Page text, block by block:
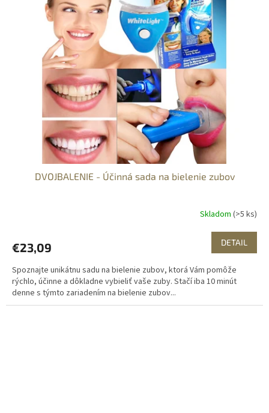
DVOJBALENIE - Účinná sada na bielenie zubov
Skladom (>5 ks)
€23,09 DETAIL
Spoznajte unikátnu sadu na bielenie zubov, ktorá Vám pomôže
rýchlo, účinne a dôkladne vybieliť vaše zuby. Stačí iba 10 minút
denne s týmto zariadením na bielenie zubov...